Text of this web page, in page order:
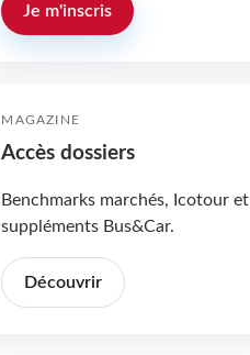
Je m'inscris
MAGAZINE
Accès dossiers
Benchmarks marchés, Icotour et
suppléments Bus&Car.
Découvrir